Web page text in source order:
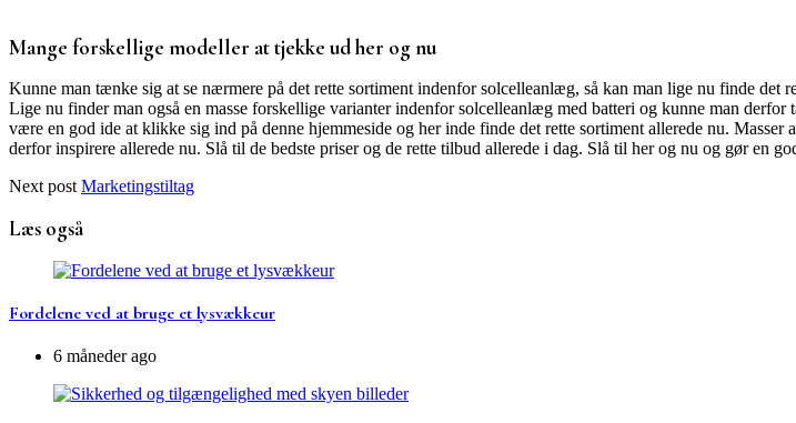
Mange forskellige modeller at tjekke ud her og nu
Kunne man tænke sig at se nærmere på det rette sortiment indenfor solcelleanlæg, så kan man lige nu finde
Lige nu finder man også en masse forskellige varianter indenfor solcelleanlæg med batteri og kunne man
være en god ide at klikke sig ind på denne hjemmeside og her inde finde det rette sortiment allerede nu.
derfor inspirere allerede nu. Slå til de bedste priser og de rette tilbud allerede i dag. Slå til her og nu og gør en
Next post Marketingstiltag
Læs også
Fordelene ved at bruge et lysvækkeur
6 måneder ago